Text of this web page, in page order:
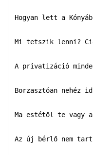
Hogyan lett a
Mi tetszik lenni?
A privatizáció
Borzasztóan nehéz
Ma estétől te vagy a
Az új bérlő nem